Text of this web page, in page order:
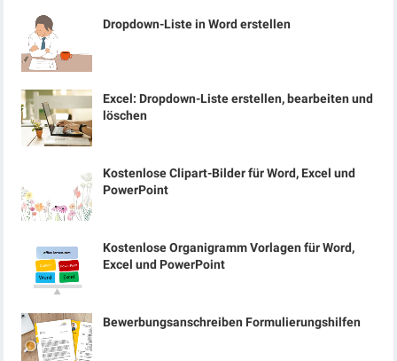
Dropdown-Liste in Word erstellen
Excel: Dropdown-Liste erstellen, bearbeiten und
löschen
Kostenlose Clipart-Bilder für Word, Excel und
PowerPoint
Kostenlose Organigramm Vorlagen für Word,
Excel und PowerPoint
Bewerbungsanschreiben Formulierungshilfen